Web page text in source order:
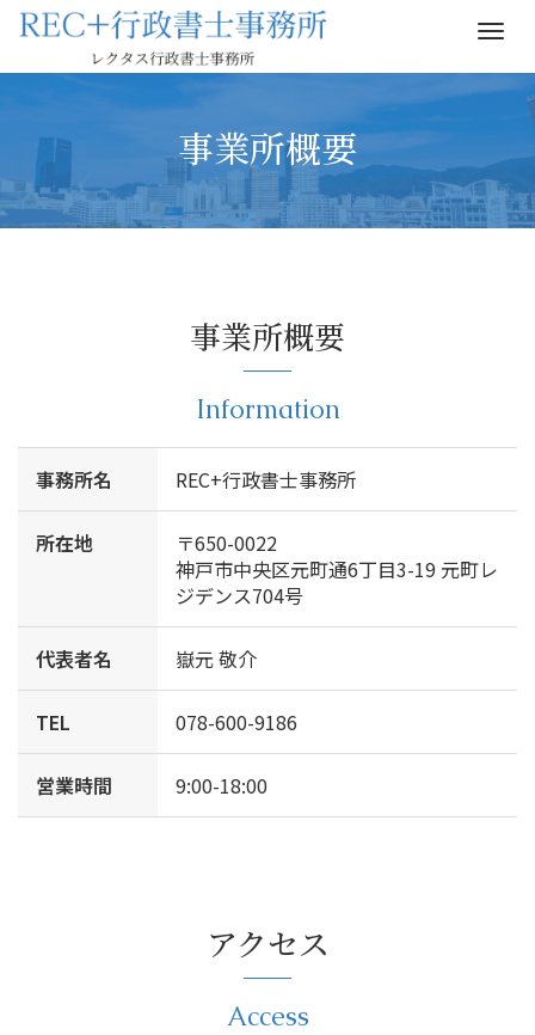
M
n
事業所概要
事業所概要
Information
事務所名 REC+行政書士事務所
所在地
〒650-0022
神戸市中央区元町通6丁目3-19 元町レ
ジデンス704号
代表者名 嶽元 敬介
TEL 078-600-9186
営業時間 9:00-18:00
アクセス
Access